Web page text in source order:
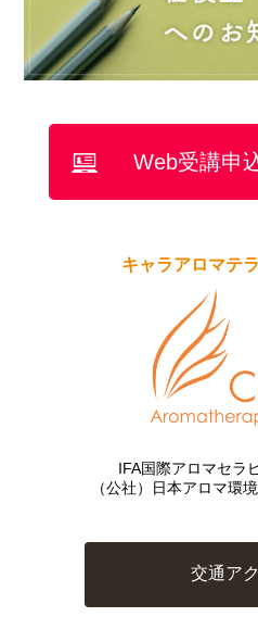
Web受講申
キャラアロマテ
IFA国際アロマセラ
（公社）日本アロマ環
交通ア